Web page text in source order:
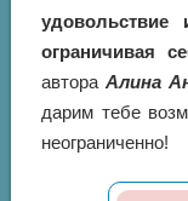
удовольствие
ограничивая
автора Алина
дарим тебе
неограниченно!